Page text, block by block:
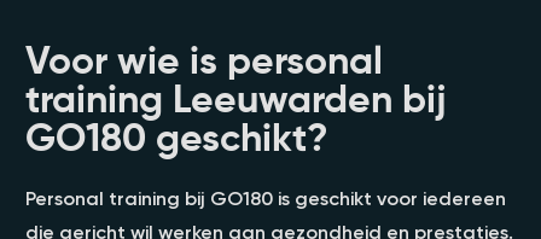
Voor wie is personal
training Leeuwarden bij
GO180 geschikt?
Personal training bij GO180 is geschikt voor iedereen
die gericht wil werken aan gezondheid en prestaties.